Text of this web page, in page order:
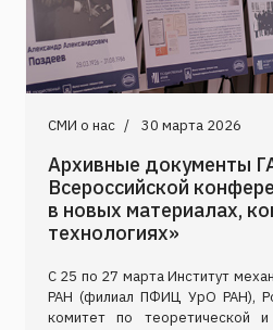
СМИ о нас 30 марта 2026
Архивные документы
Всероссийской
в новых материалах,
технологиях»
С 25 по 27 марта Институт
РАН (филиал ПФИЦ УрО РАН),
комитет по теоретической и